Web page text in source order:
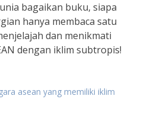
bagaikan buku, siapa
hanya membaca satu
dan menikmati
dengan iklim subtropis!
asean yang memiliki iklim